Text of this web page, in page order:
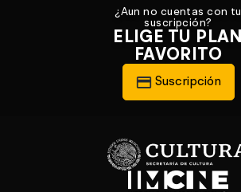
¿Aun no cuentas con tu
suscripción?
ELIGE TU PLAN
FAVORITO
Suscripción